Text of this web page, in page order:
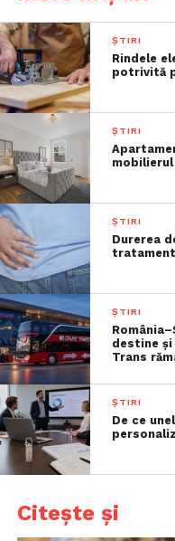
ȘTIRI
Rindele
potrivită
ȘTIRI
ȘTIRI
Durerea
ȘTIRI
destine
Trans
ȘTIRI
De ce
Citește și